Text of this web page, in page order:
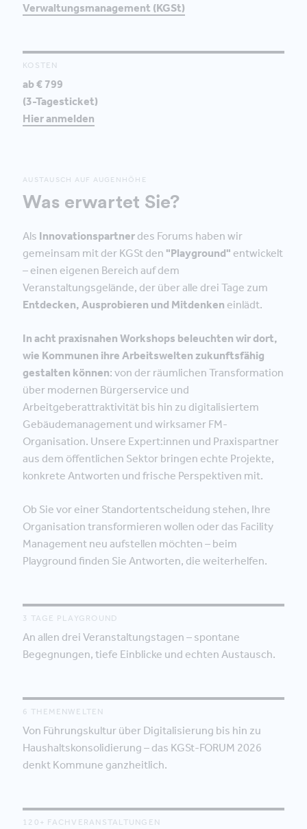
Verwaltungsmanagement (KGSt)
KOSTEN
ab € 799
(3-Tagesticket)
Hier anmelden
AUSTAUSCH AUF AUGENHÖHE
Was erwartet Sie?
Als Innovationspartner des Forums haben wir
gemeinsam mit der KGSt den "Playground" entwickelt
– einen eigenen Bereich auf dem
Veranstaltungsgelände, der über alle drei Tage zum
Entdecken, Ausprobieren und Mitdenken einlädt.
In acht praxisnahen Workshops beleuchten wir dort,
wie Kommunen ihre Arbeitswelten zukunftsfähig
gestalten können: von der räumlichen Transformation
über modernen Bürgerservice und
Arbeitgeberattraktivität bis hin zu digitalisiertem
Gebäudemanagement und wirksamer FM-
Organisation. Unsere Expert:innen und Praxispartner
aus dem öffentlichen Sektor bringen echte Projekte,
konkrete Antworten und frische Perspektiven mit.
Ob Sie vor einer Standortentscheidung stehen, Ihre
Organisation transformieren wollen oder das Facility
Management neu aufstellen möchten – beim
Playground finden Sie Antworten, die weiterhelfen.
3 TAGE PLAYGROUND
An allen drei Veranstaltungstagen – spontane
Begegnungen, tiefe Einblicke und echten Austausch.
6 THEMENWELTEN
Von Führungskultur über Digitalisierung bis hin zu
Haushaltskonsolidierung – das KGSt-FORUM 2026
denkt Kommune ganzheitlich.
120+ FACHVERANSTALTUNGEN